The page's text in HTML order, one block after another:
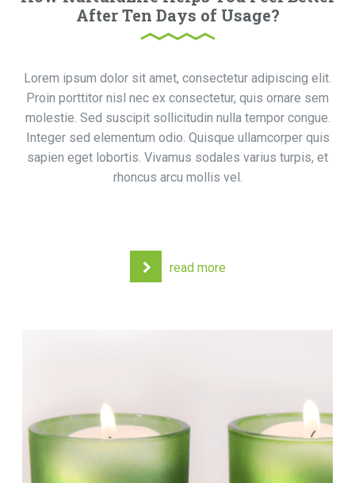
After Ten Days of Usage?
Lorem ipsum dolor sit amet, consectetur adipiscing elit.
Proin porttitor nisl nec ex consectetur, quis ornare sem
molestie. Sed suscipit sollicitudin nulla tempor congue.
Integer sed elementum odio. Quisque ullamcorper quis
sapien eget lobortis. Vivamus sodales varius turpis, et
rhoncus arcu mollis vel.
read more